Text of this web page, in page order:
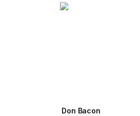
Don Bacon